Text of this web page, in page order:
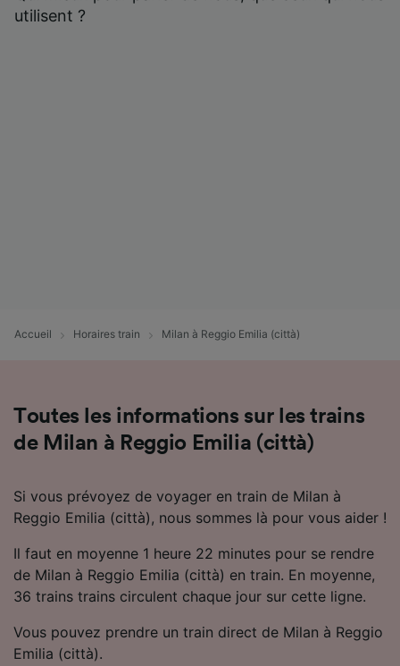
utilisent ?
Accueil Horaires train Milan à Reggio Emilia (città)
Toutes les informations sur les trains
de Milan à Reggio Emilia (città)
Si vous prévoyez de voyager en train de Milan à
Reggio Emilia (città), nous sommes là pour vous aider !
Il faut en moyenne 1 heure 22 minutes pour se rendre
de Milan à Reggio Emilia (città) en train. En moyenne,
36 trains trains circulent chaque jour sur cette ligne.
Vous pouvez prendre un train direct de Milan à Reggio
Emilia (città).